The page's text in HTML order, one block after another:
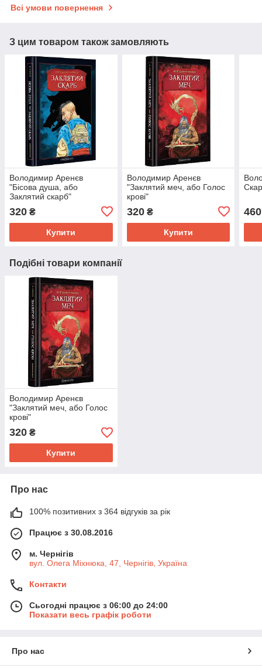
Всі умови повернення
З цим товаром також замовляють
Володимир Аренєв
"Бісова душа, або
Заклятий скарб"
320 ₴
Купити
Володимир Аренєв
"Заклятий меч, або Голос
крові"
320₴
Купити
460
Подібні товари компанії
Володимир Аренєв
"Заклятий меч, або Голос
крові"
320 ₴
Купити
Про нас
100% позитивних з 364 відгуків за рік
Працює з 30.08.2016
м. Чернігів
вул. Олега Міхнюка, 47, Чернігів, Україна
Контакти
Сьогодні працює з 06:00 до 24:00
Показати весь графік роботи
Про нас